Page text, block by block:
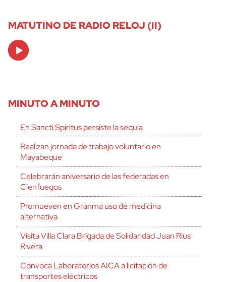
MATUTINO DE RADIO RELOJ (II)
Audio
Player
MINUTO A MINUTO
En Sancti Spíritus persiste la sequía
Realizan jornada de trabajo voluntario en
Mayabeque
Celebrarán aniversario de las federadas en
Cienfuegos
Promueven en Granma uso de medicina
alternativa
Visita Villa Clara Brigada de Solidaridad Juan Rius
Rivera
Convoca Laboratorios AICA a licitación de
transportes eléctricos